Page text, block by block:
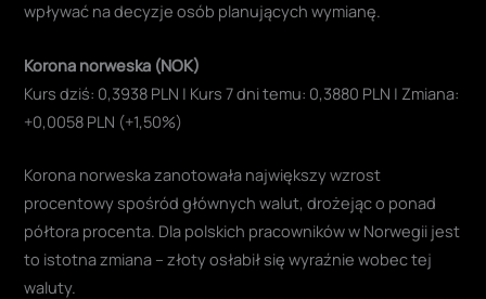
wpływać na decyzje osób planujących wymianę.
Korona norweska (NOK)
Kurs dziś: 0,3938 PLN | Kurs 7 dni temu: 0,3880 PLN | Zmiana:
+0,0058 PLN (+1,50%)
Korona norweska zanotowała największy wzrost
procentowy spośród głównych walut, drożejąc o ponad
półtora procenta. Dla polskich pracowników w Norwegii jest
to istotna zmiana – złoty osłabił się wyraźnie wobec tej
waluty.